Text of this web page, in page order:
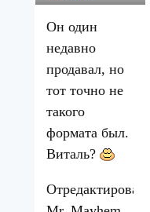
Он один
недавно
продавал, но
тот точно не
такого
формата был.
Виталь?